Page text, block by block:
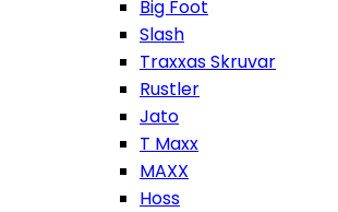
Big Foot
Slash
Traxxas Skruvar
Rustler
Jato
T Maxx
MAXX
Hoss